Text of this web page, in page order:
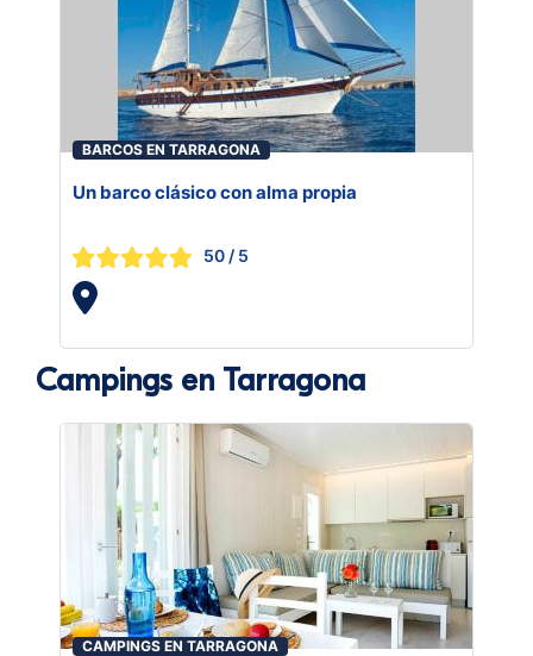
BARCOS EN TARRAGONA
Un barco clásico con alma propia
50 / 5
Campings en Tarragona
CAMPINGS EN TARRAGONA